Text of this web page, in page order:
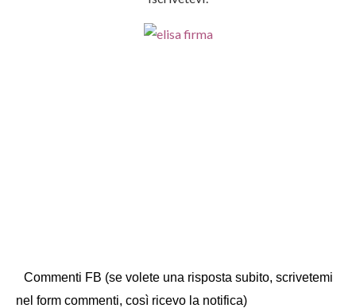
Commenti FB (se volete una risposta subito, scrivetemi
nel form commenti, così ricevo la notifica)